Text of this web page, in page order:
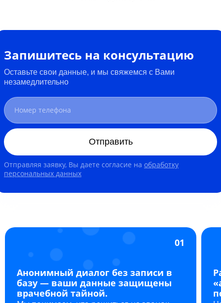
Запишитесь на консультацию
Оставьте свои данные, и мы свяжемся с Вами
незамедлительно
Отправить
Отправляя заявку, Вы даете согласие на обработку
персональных данных
01
Анонимный диалог без записи в
базу — ваши данные защищены
врачебной тайной.